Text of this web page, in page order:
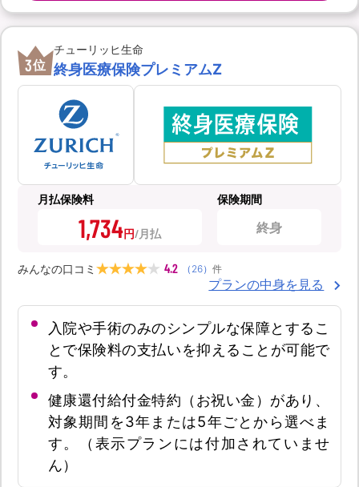
3位
チューリッヒ生命
終身医療保険プレミアムZ
月払保険料
1,734円
保険期間
終身
みんなの口コミ 4.2 （ 26） 件
プランの中身を見る
入院や手術のみのシンプルな保障とするこ
とで保険料の支払いを抑えることが可能で
す。
健康還付給付金特約（お祝い金）があり、
対象期間を3年または5年ごとから選べま
す。（表示プランには付加されていませ
ん）